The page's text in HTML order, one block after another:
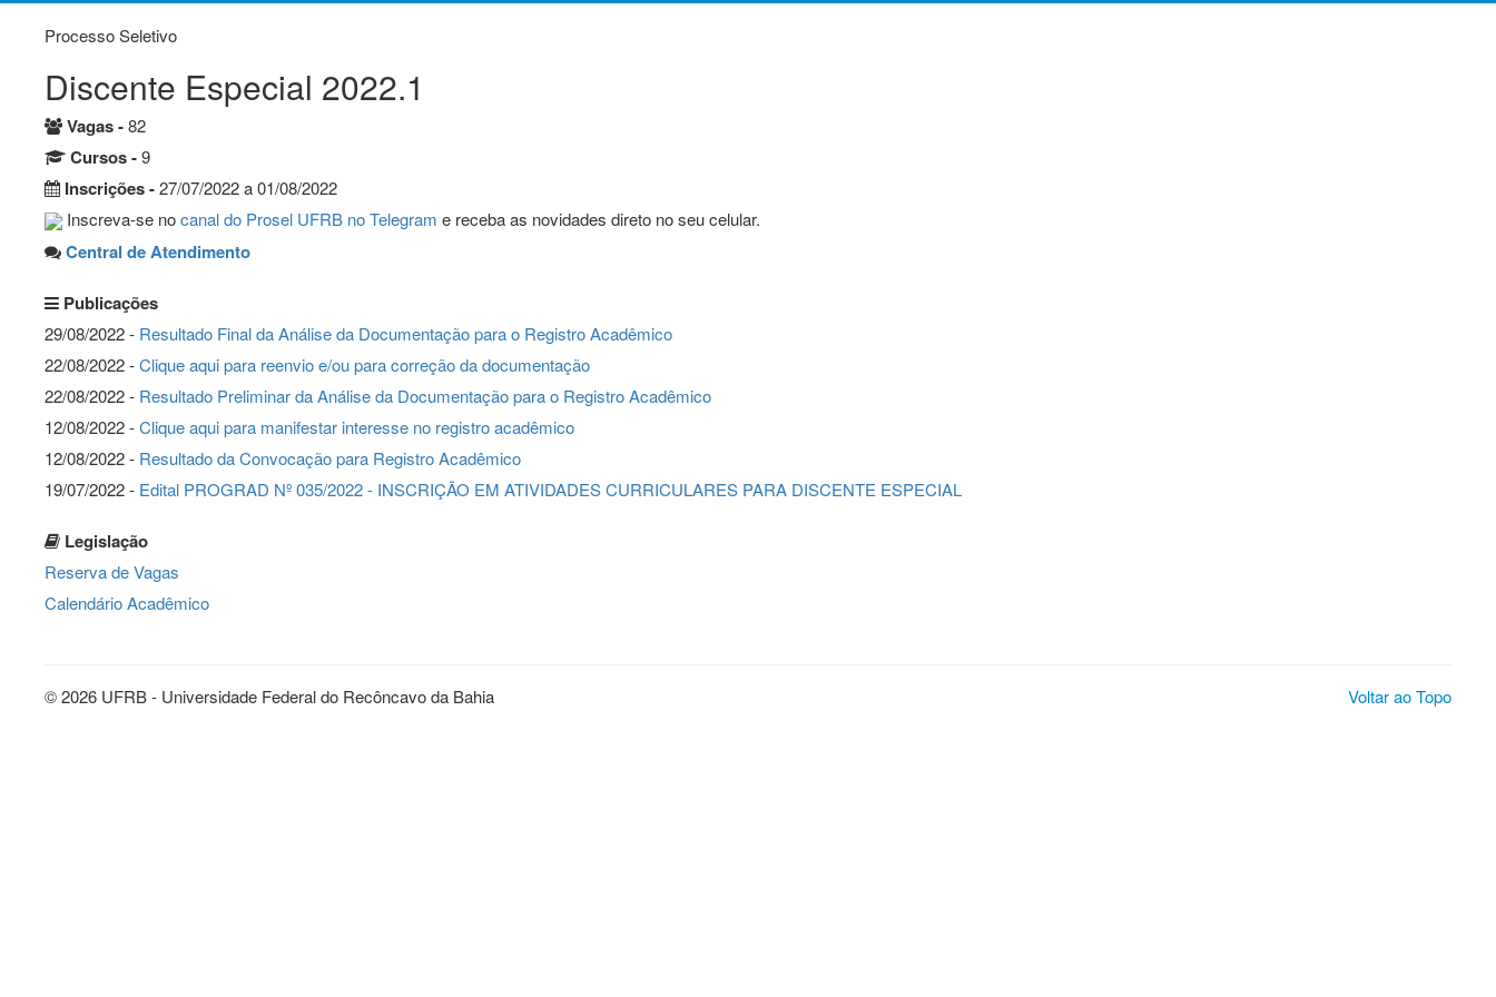
Processo Seletivo
Discente Especial 2022.1
Vagas -82
Cursos -9
Inscrições -27/07/2022 a 01/08/2022
Inscreva-se nocanal do Prosel UFRB no Telegram e receba as novidades direto no seu celular.
Central de Atendimento
Publicações
29/08/2022 - Resultado Final da Análise da Documentação para o Registro Acadêmico
22/08/2022 -Clique aqui para reenvio e/ou para correção da documentação
22/08/2022 - Resultado Preliminar da Análise da Documentação para o Registro Acadêmico
12/08/2022 -Clique aqui para manifestar interesse no registro acadêmico
12/08/2022 - Resultado da Convocação para Registro Acadêmico
19/07/2022 - Edital PROGRAD Nº 035/2022 - INSCRIÇÃO EM ATIVIDADES CURRICULARES PARA DISCENTE ESPECIAL
Legislação
Reserva de Vagas
Calendário Acadêmico
Voltar ao Topo
© 2026 UFRB - Universidade Federal do Recôncavo da Bahia